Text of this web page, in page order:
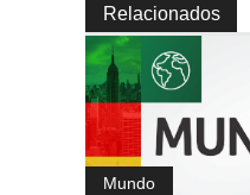
Relacionados
Mundo